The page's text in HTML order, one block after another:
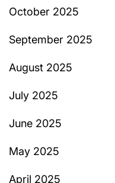
October 2025
September 2025
August 2025
July 2025
June 2025
May 2025
April 2025